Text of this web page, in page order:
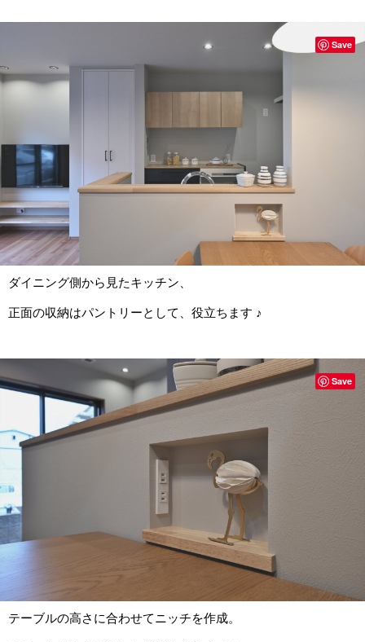
ダイニング側から見たキッチン、
正面の収納はパントリーとして、役立ちます ♪
Save
テーブルの高さに合わせてニッチを作成。
Save